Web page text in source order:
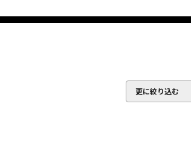
更に絞り込む